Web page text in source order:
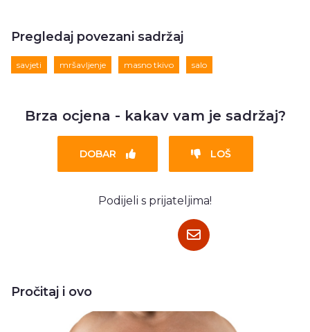
Pregledaj povezani sadržaj
savjeti mršavljenje masno tkivo salo
Brza ocjena - kakav vam je sadržaj?
DOBAR LOŠ
Podijeli s prijateljima!
Pročitaj i ovo